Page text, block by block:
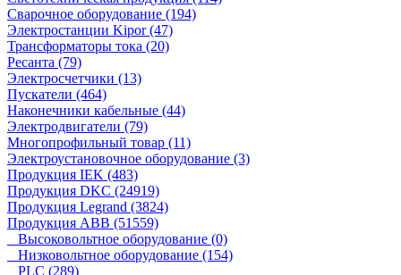
Сварочное оборудование (194)
Электростанции Kipor (47)
Трансформаторы тока (20)
Ресанта (79)
Электросчетчики (13)
Пускатели (464)
Наконечники кабельные (44)
Электродвигатели (79)
Многопрофильный товар (11)
Электроустановочное оборудование (3)
Продукция IEK (483)
Продукция DKC (24919)
Продукция Legrand (3824)
Продукция ABB (51559)
Высоковольтное оборудование (0)
Низковольтное оборудование (154)
PLC (289)